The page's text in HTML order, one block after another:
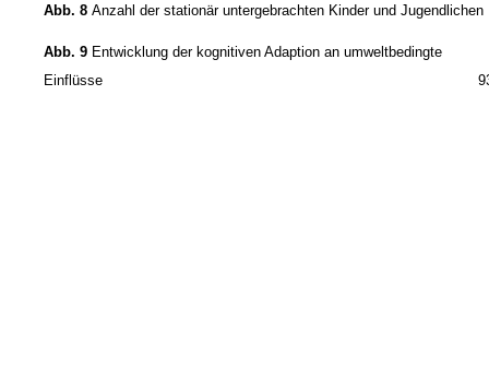
Abb. 8Anzahl der stationär untergebrachten Kinder und Jugendlichen
Abb. 9 Entwicklung der kognitiven Adaption an umweltbedingte
Einflüsse